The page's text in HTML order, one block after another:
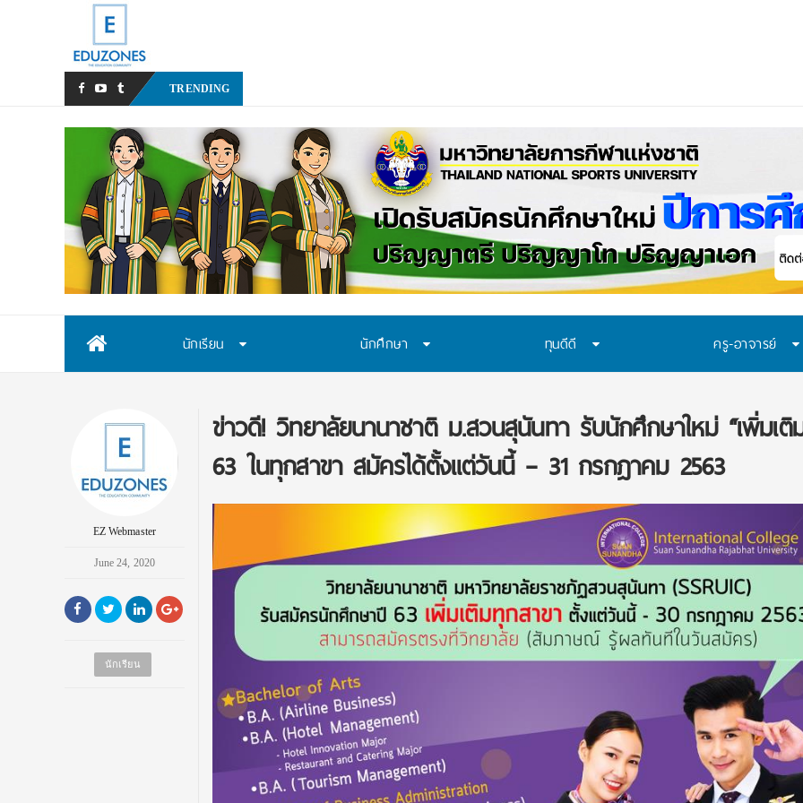
TRENDING
นักเรียน นักศึกษา ทุนดีดี ครู-อาจารย์
EZ Webmaster
June 24, 2020
นักเรียน
ข่าวดี! วิทยาลัยนานาชาติ ม.สวนสุนันทา รับนักศึกษาใหม่ “เพิ่มเติ
63 ในทุกสาขา สมัครได้ตั้งแต่วันนี้ – 31 กรกฎาคม 2563